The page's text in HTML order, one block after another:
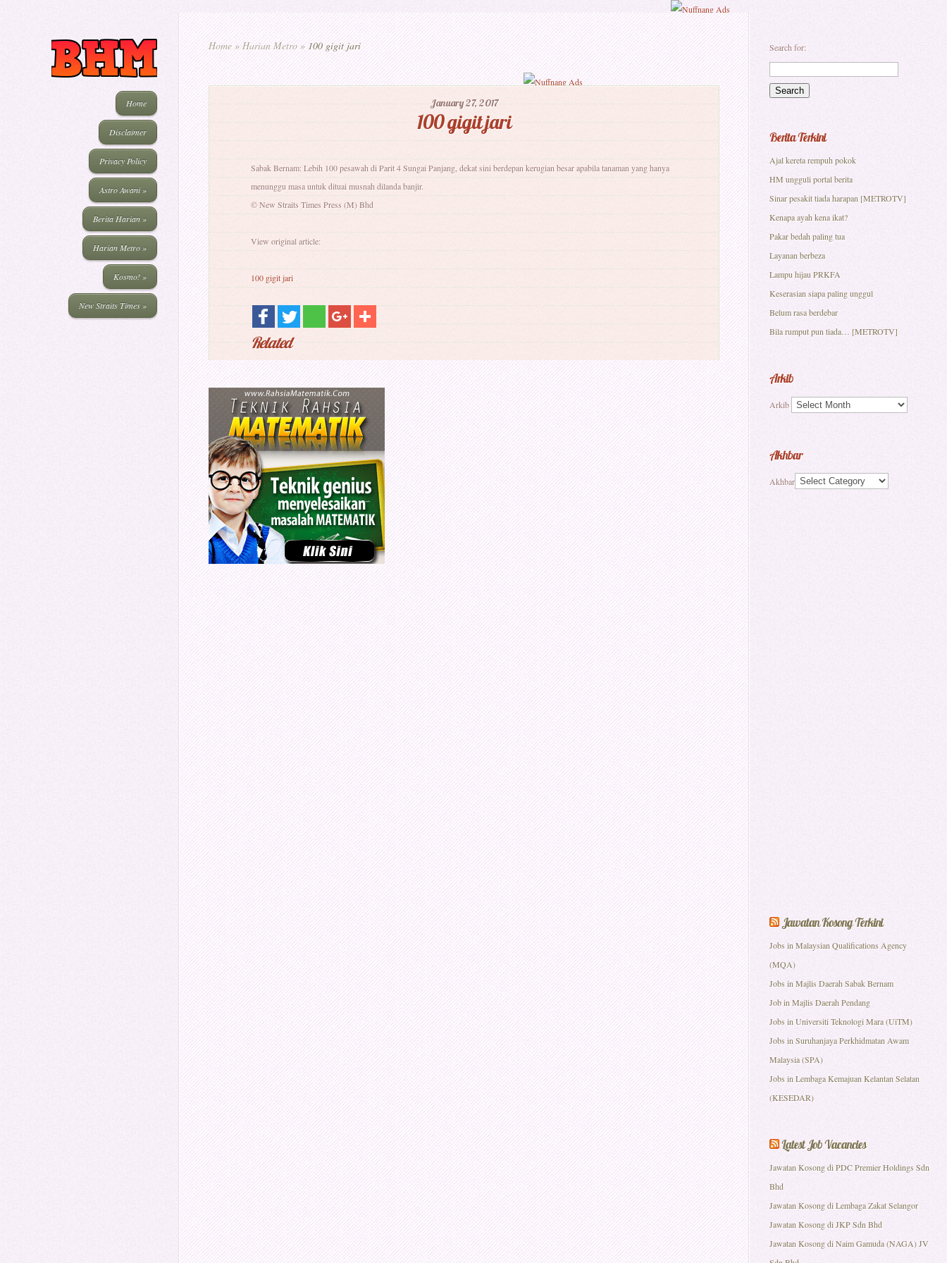
Home
Disclaimer
Privacy Policy
Astro Awani»
Berita Harian»
Harian Metro»
Kosmo!»
New Straits Times»
Home » Harian Metro »100 gigit jari
January 27, 2017
100 gigit jari
Sabak Bernam: Lebih 100 pesawah di Parit 4 Sungai Panjang, dekat sini berdepan kerugian besar apabila tanaman yang hanya
menunggu masa untuk dituai musnah dilanda banjir.
© New Straits Times Press (M) Bhd
View original article:
100 gigit jari
Related
Search for:
Berita Terkini
Ajal kereta rempuh pokok
HM ungguli portal berita
Sinar pesakit tiada harapan [METROTV]
Kenapa ayah kena ikat?
Pakar bedah paling tua
Layanan berbeza
Lampu hijau PRKFA
Keserasian siapa paling unggul
Belum rasa berdebar
Bila rumput pun tiada… [METROTV]
Arkib
Arkib
Akhbar
Akhbar
Jawatan Kosong Terkini
Jobs in Malaysian Qualifications Agency
(MQA)
Jobs in Majlis Daerah Sabak Bernam
Job in Majlis Daerah Pendang
Jobs in Universiti Teknologi Mara (UiTM)
Jobs in Suruhanjaya Perkhidmatan Awam
Malaysia (SPA)
Jobs in Lembaga Kemajuan Kelantan Selatan
(KESEDAR)
Latest Job Vacancies
Jawatan Kosong di PDC Premier Holdings Sdn
Bhd
Jawatan Kosong di Lembaga Zakat Selangor
Jawatan Kosong di JKP Sdn Bhd
Jawatan Kosong di Naim Gamuda (NAGA) JV